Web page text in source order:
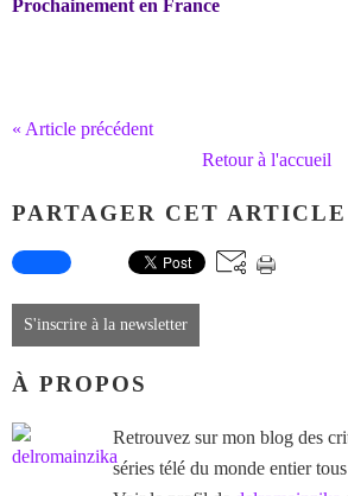
Prochainement en France
« Article précédent
Retour à l'accueil
PARTAGER CET ARTICLE
S'inscrire à la newsletter
À PROPOS
Retrouvez sur mon blog des
séries télé du monde entier